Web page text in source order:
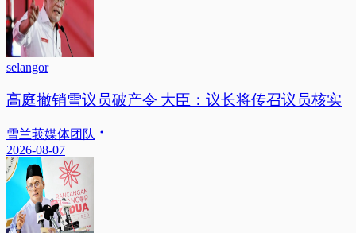
selangor
高庭撤销雪议员破产令 大臣：议长将传召议员核实
雪兰莪媒体团队
2026-08-07